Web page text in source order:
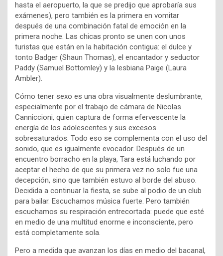
hasta el aeropuerto, la que se predijo que aprobaría sus
exámenes), pero también es la primera en vomitar
después de una combinación fatal de emoción en la
primera noche. Las chicas pronto se unen con unos
turistas que están en la habitación contigua: el dulce y
tonto Badger (Shaun Thomas), el encantador y seductor
Paddy (Samuel Bottomley) y la lesbiana Paige (Laura
Ambler).
Cómo tener sexo es una obra visualmente deslumbrante,
especialmente por el trabajo de cámara de Nicolas
Canniccioni, quien captura de forma efervescente la
energía de los adolescentes y sus excesos
sobresaturados. Todo eso se complementa con el uso del
sonido, que es igualmente evocador. Después de un
encuentro borracho en la playa, Tara está luchando por
aceptar el hecho de que su primera vez no solo fue una
decepción, sino que también estuvo al borde del abuso.
Decidida a continuar la fiesta, se sube al podio de un club
para bailar. Escuchamos música fuerte. Pero también
escuchamos su respiración entrecortada: puede que esté
en medio de una multitud enorme e inconsciente, pero
está completamente sola.
Pero a medida que avanzan los días en medio del bacanal,